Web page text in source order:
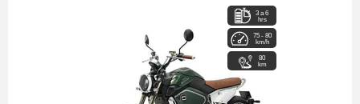
3 a 6
hrs
75 - 80
km/h
80
km